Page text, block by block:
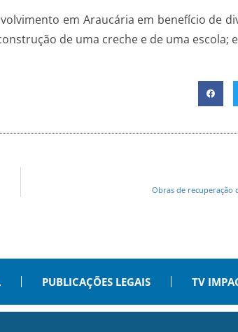
em Araucária em benefício de
de uma creche e de uma escola;
Obras de recuperação
PUBLICAÇÕES LEGAIS TV